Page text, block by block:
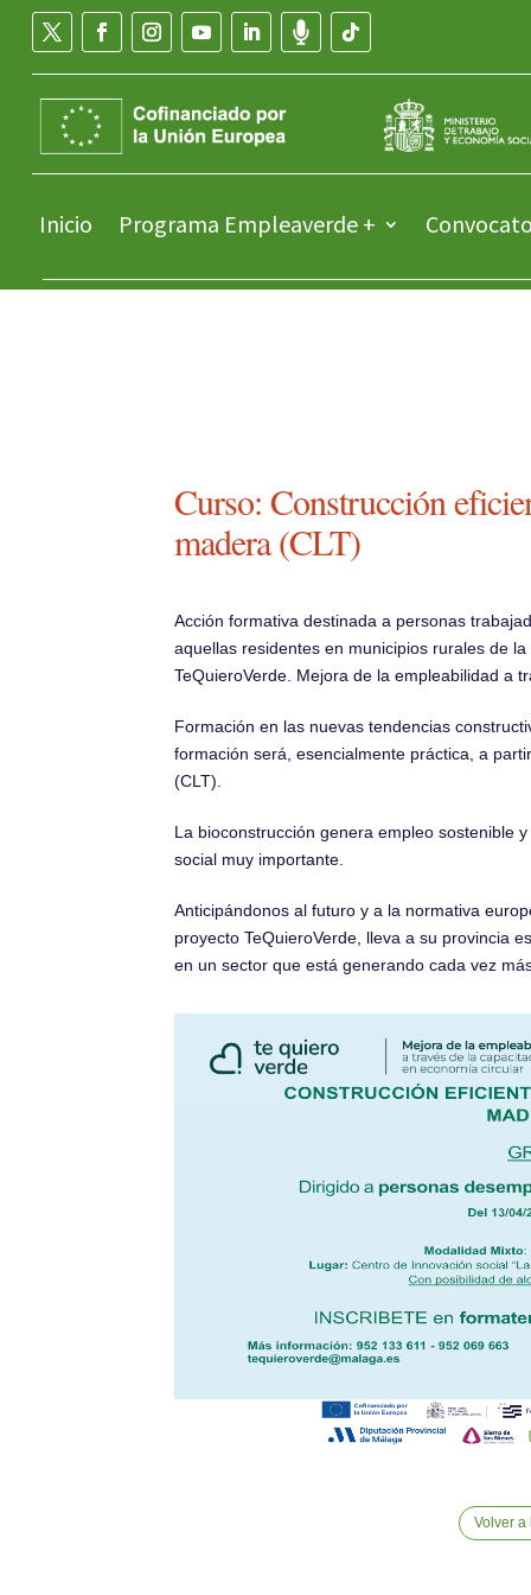
Inicio Programa Empleaverde +
Curso: Construcción
madera (CLT)
Acción formativa destinada a personas
aquellas residentes en municipios rurales de
TeQuieroVerde. Mejora de la empleabilidad a
Formación en las nuevas tendencias
formación será, esencialmente práctica, a
(CLT).
La bioconstrucción genera empleo sostenible
social muy importante.
Anticipándonos al futuro y a la normativa
proyecto TeQuieroVerde, lleva a su provincia
en un sector que está generando cada vez
Volver a